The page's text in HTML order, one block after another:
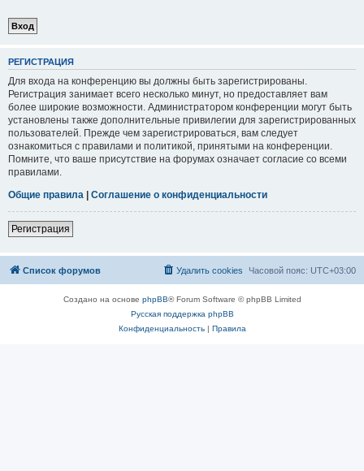
РЕГИСТРАЦИЯ
Для входа на конференцию вы должны быть зарегистрированы.
Регистрация занимает всего несколько минут, но предоставляет вам
более широкие возможности. Администратором конференции могут быть
установлены также дополнительные привилегии для зарегистрированных
пользователей. Прежде чем зарегистрироваться, вам следует
ознакомиться с правилами и политикой, принятыми на конференции.
Помните, что ваше присутствие на форумах означает согласие со всеми
правилами.
Общие правила | Соглашение о конфиденциальности
Регистрация
Список форумов Часовой пояс: UTC+03:00
Удалить cookies
Создано на основе phpBB® Forum Software © phpBB Limited
Русская поддержка phpBB
Конфиденциальность| Правила